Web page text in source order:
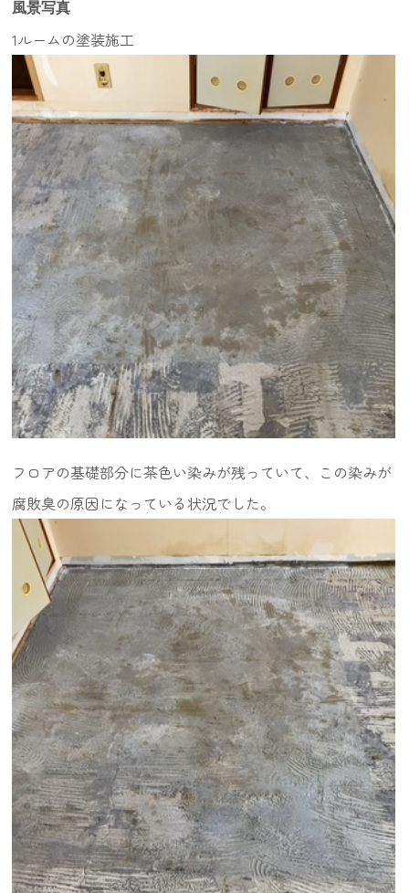
風景写真
1ルームの塗装施工
フロアの基礎部分に茶色い染みが残っていて、この染みが
腐敗臭の原因になっている状況でした。